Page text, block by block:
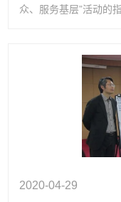
众、服务基层”活动的
2020-04-29